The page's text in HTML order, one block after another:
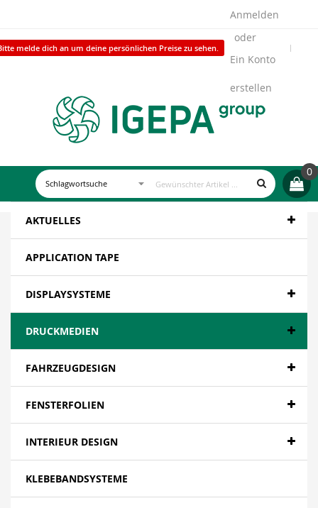
melde dich an um deine persönlichen Preise zu sehen.
Anmelden
Ein Konto
erstellen
0
AKTUELLES
APPLICATION TAPE
DISPLAYSYSTEME
DRUCKMEDIEN
FAHRZEUGDESIGN
FENSTERFOLIEN
INTERIEUR DESIGN
KLEBEBANDSYSTEME